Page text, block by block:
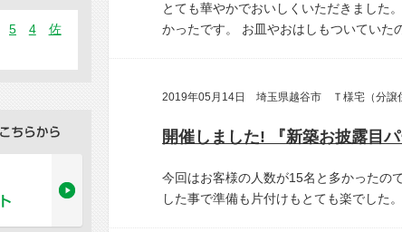
とても華やかでおいしくいただきました
かったです。
お皿やおはしもついていた
2019年05月14日 埼玉県越谷市 Ｔ様宅（分譲
今回はお客様の人数が15名と多かったの
した事で準備も片付けもとても楽でした。
5 4
佐